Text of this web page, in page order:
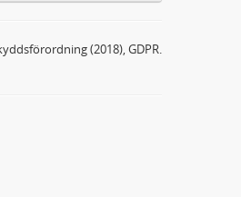
(2018), GDPR.